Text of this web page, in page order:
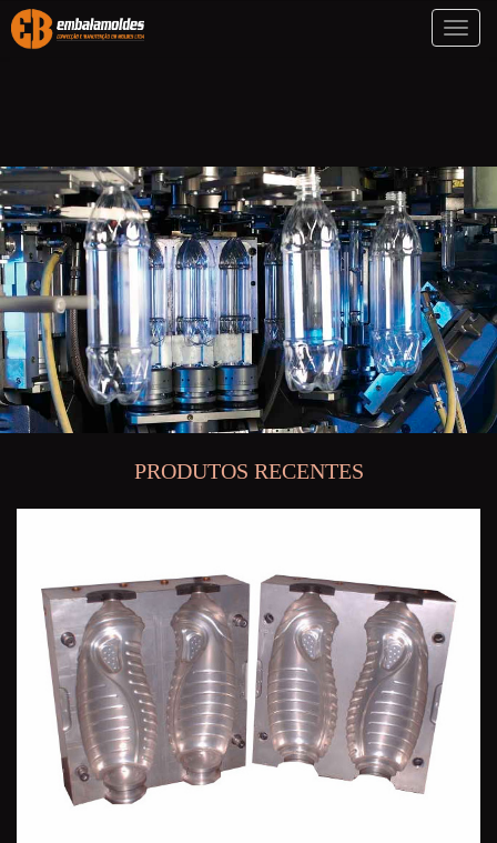
Toggle
PRODUTOS RECENTES